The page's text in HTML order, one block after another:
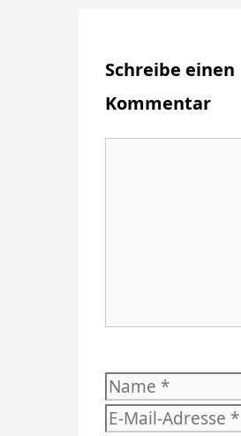
Schreibe einen
Kommentar
Name
E-